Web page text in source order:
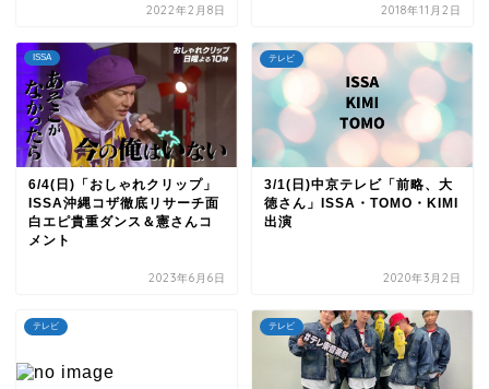
2022年2月8日 2018年11月2日
ISSA
6/4(日)「おしゃれクリップ」
ISSA沖縄コザ徹底リサーチ面
白エピ貴重ダンス＆憲さんコ
メント
2023年6月6日
テレビ
3/1(日)中京テレビ「前略、大
徳さん」ISSA・TOMO・KIMI
出演
2020年3月2日
テレビ テレビ